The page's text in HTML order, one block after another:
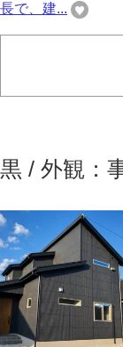
長で、建...
黒 / 外観：